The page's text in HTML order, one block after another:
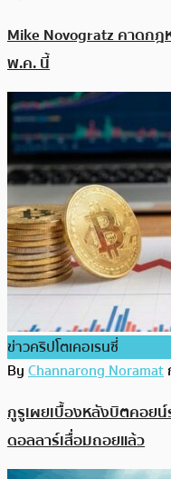
Mike Novogratz คาดกฎ
พ.ค. นี้
ข่าวคริปโตเคอเรนซี่
ByChannarong Noramat
กูรูเผยเบื้องหลังบิตคอยน์
ดอลลาร์เสื่อมถอยแล้ว